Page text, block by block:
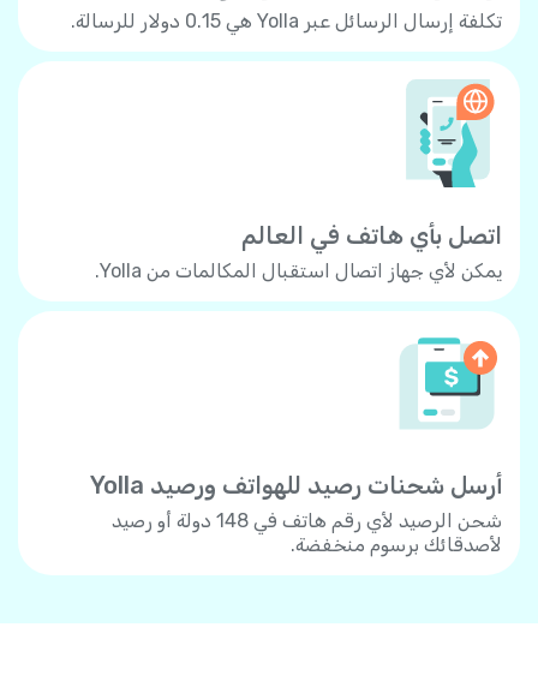
تكلفة إرسال الرسائل عبر Yolla هي 0.15 دولار للرسالة.
اتصل بأي هاتف في العالم
يمكن لأي جهاز اتصال استقبال المكالمات من Yolla.
أرسل شحنات رصيد للهواتف ورصيد Yolla
شحن الرصيد لأي رقم هاتف في 148 دولة أو رصيد
لأصدقائك برسوم منخفضة.